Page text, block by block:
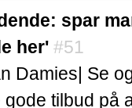
spar
her' #51
Damies| Se
gode tilbud på